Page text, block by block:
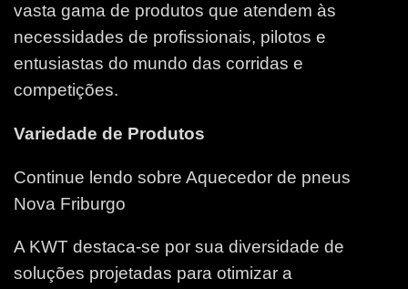
vasta gama de produtos que atendem às
necessidades de profissionais, pilotos e
entusiastas do mundo das corridas e
competições.
Variedade de Produtos
Continue lendo sobre Aquecedor de pneus
Nova Friburgo
A KWT destaca-se por sua diversidade de
soluções projetadas para otimizar a